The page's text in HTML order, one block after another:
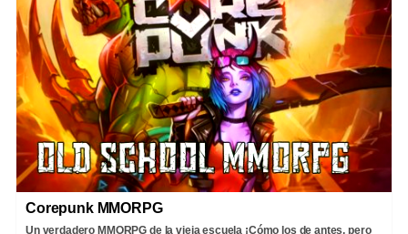
Corepunk MMORPG
Un verdadero MMORPG de la vieja escuela ¡Cómo los de antes, pero